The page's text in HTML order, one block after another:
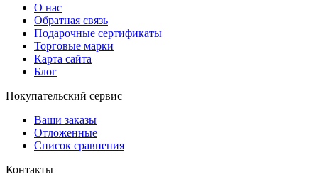
О нас
Обратная связь
Подарочные сертификаты
Торговые марки
Карта сайта
Блог
Покупательский сервис
Ваши заказы
Отложенные
Список сравнения
Контакты